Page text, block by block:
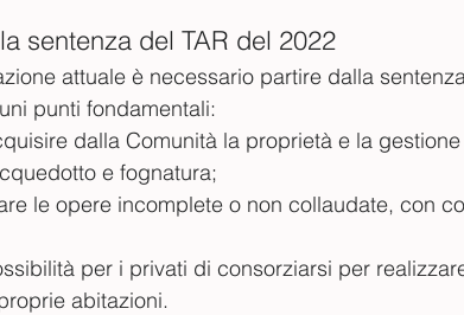
sentenza del TAR del 2022
attuale è necessario partire dalla
punti fondamentali:
dalla Comunità la proprietà e la
e fognatura;
le opere incomplete o non collaudate, con
per i privati di consorziarsi per
abitazioni.